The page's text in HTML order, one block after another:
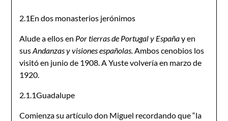
2.1En dos monasterios jerónimos
Alude a ellos en Por tierras de Portugal y Españay en
susAndanzas y visiones españolas.Ambos cenobios los
visitó en junio de 1908. A Yuste volvería en marzo de
1920.
2.1.1Guadalupe
Comienza su artículo don Miguel recordando que “la